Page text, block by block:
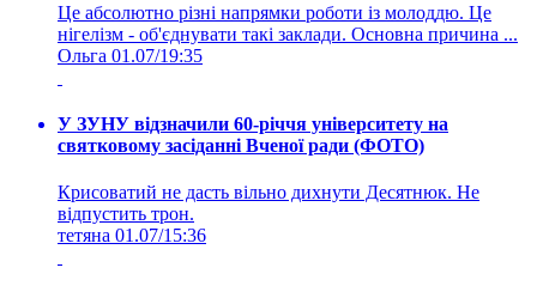
Це абсолютно різні напрямки роботи із молоддю. Це
нігелізм - об'єднувати такі заклади. Основна причина ...
Ольга 01.07/19:35
У ЗУНУ відзначили 60-річчя університету на
святковому засіданні Вченої ради (ФОТО)
Крисоватий не дасть вільно дихнути Десятнюк. Не
відпустить трон.
тетяна 01.07/15:36